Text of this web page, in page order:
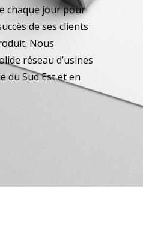
chaque jour pour
de ses clients
Nous
réseau d’usines
du Sud Est et en